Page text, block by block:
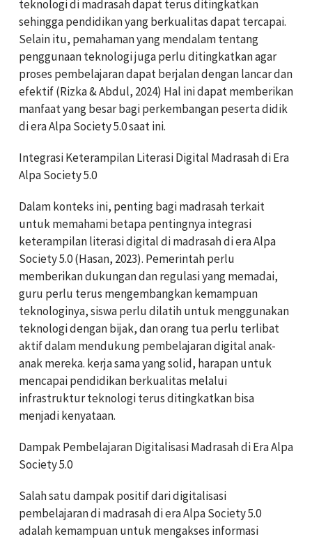
teknologi di madrasah dapat terus ditingkatkan
sehingga pendidikan yang berkualitas dapat tercapai.
Selain itu, pemahaman yang mendalam tentang
penggunaan teknologi juga perlu ditingkatkan agar
proses pembelajaran dapat berjalan dengan lancar dan
efektif (Rizka & Abdul, 2024) Hal ini dapat memberikan
manfaat yang besar bagi perkembangan peserta didik
di era Alpa Society 5.0 saat ini.
Integrasi Keterampilan Literasi Digital Madrasah di Era
Alpa Society 5.0
Dalam konteks ini, penting bagi madrasah terkait
untuk memahami betapa pentingnya integrasi
keterampilan literasi digital di madrasah di era Alpa
Society 5.0 (Hasan, 2023). Pemerintah perlu
memberikan dukungan dan regulasi yang memadai,
guru perlu terus mengembangkan kemampuan
teknologinya, siswa perlu dilatih untuk menggunakan
teknologi dengan bijak, dan orang tua perlu terlibat
aktif dalam mendukung pembelajaran digital anak-
anak mereka. kerja sama yang solid, harapan untuk
mencapai pendidikan berkualitas melalui
infrastruktur teknologi terus ditingkatkan bisa
menjadi kenyataan.
Dampak Pembelajaran Digitalisasi Madrasah di Era Alpa
Society 5.0
Salah satu dampak positif dari digitalisasi
pembelajaran di madrasah di era Alpa Society 5.0
adalah kemampuan untuk mengakses informasi